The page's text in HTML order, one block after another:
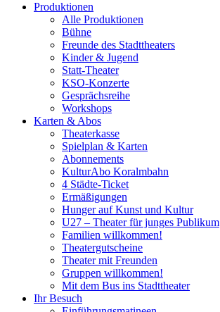
Produktionen
Alle Produktionen
Bühne
Freunde des Stadttheaters
Kinder & Jugend
Statt-Theater
KSO-Konzerte
Gesprächsreihe
Workshops
Karten & Abos
Theaterkasse
Spielplan & Karten
Abonnements
KulturAbo Koralmbahn
4 Städte-Ticket
Ermäßigungen
Hunger auf Kunst und Kultur
U27 – Theater für junges Publikum
Familien willkommen!
Theatergutscheine
Theater mit Freunden
Gruppen willkommen!
Mit dem Bus ins Stadttheater
Ihr Besuch